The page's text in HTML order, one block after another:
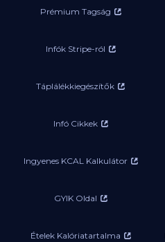
Prémium Tagság
Infók Stripe-ról
Táplálékkiegészítők
Infó Cikkek
Ingyenes KCAL Kalkulátor
GYIK Oldal
Ételek Kalóriatartalma